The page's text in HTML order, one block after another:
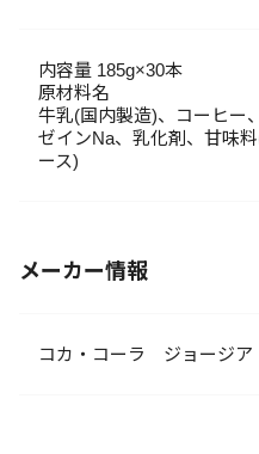
内容量 185g×30本
原材料名
牛乳(国内製造)、コーヒー
ゼインNa、乳化剤、甘味
ース)
メーカー情報
コカ・コーラ ジョージア